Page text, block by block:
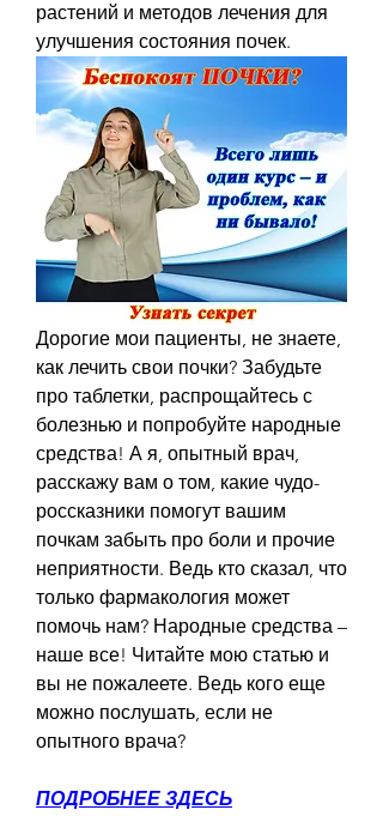
растений и методов лечения для
улучшения состояния почек.
Дорогие мои пациенты, не знаете,
как лечить свои почки? Забудьте
про таблетки, распрощайтесь с
болезнью и попробуйте народные
средства! А я, опытный врач,
расскажу вам о том, какие чудо-
россказники помогут вашим
почкам забыть про боли и прочие
неприятности. Ведь кто сказал, что
только фармакология может
помочь нам? Народные средства –
наше все! Читайте мою статью и
вы не пожалеете. Ведь кого еще
можно послушать, если не
опытного врача?
ПОДРОБНЕЕ ЗДЕСЬ